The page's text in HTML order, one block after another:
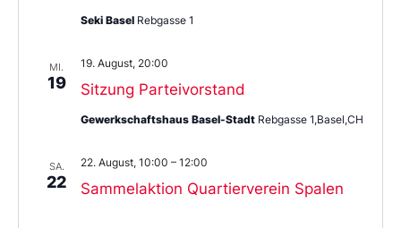
Seki Basel Rebgasse 1
MI.
19 Sitzung Parteivorstand
19. August, 20:00
Gewerkschaftshaus Basel-Stadt Rebgasse 1,Basel,CH
SA.
22 Sammelaktion Quartierverein Spalen
22. August, 10:00 – 12:00